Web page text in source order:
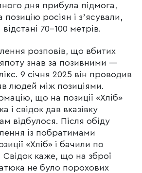
дня прибула підмога,
росіян і зʼясували,
70-100 метрів.
розповів, що вбитих
знав за позивними —
9 січня 2025 він проводив
людей між позиціями.
що на позиції «Хліб»
і свідок дав вказівку
відбулося. Після обіду
із побратимами
«Хліб» і бачили по
Свідок каже, що на зброї
не було порохових